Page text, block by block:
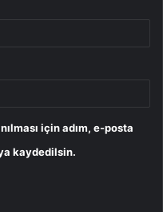
için adım, e-posta
kaydedilsin.